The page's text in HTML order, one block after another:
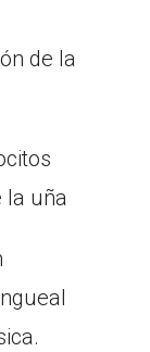
de la
la uña